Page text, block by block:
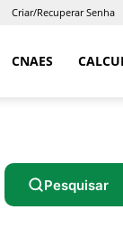
Criar/Recuperar Senha
CNAES
Pesquisar